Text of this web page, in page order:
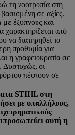
τη νοοτροπία στη
σε αξίες.
με έξυπνους και
χαρακτηρίζεται από
να διατηρηθεί το
προθυμία για
η γραφειοκρατία σε
Δυστυχώς, οι
πέφτουν σε
STIHL στη
με υπαλλήλους,
αυτή η